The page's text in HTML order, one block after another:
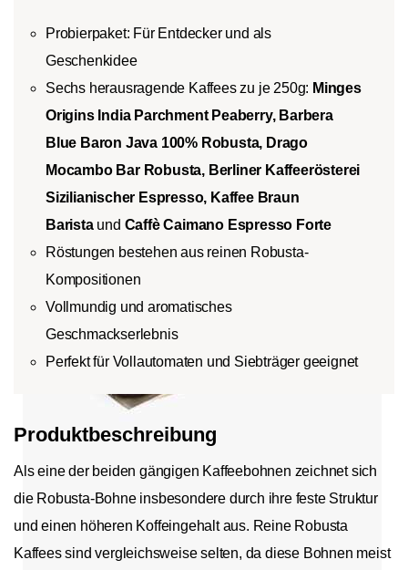
Probierpaket: Für Entdecker und als
Geschenkidee
Sechs herausragende Kaffees zu je 250g: Minges
Origins India Parchment Peaberry, Barbera
Blue Baron Java 100% Robusta, Drago
Mocambo Bar Robusta, Berliner Kaffeerösterei
Sizilianischer Espresso, Kaffee Braun
Barista und Caffè Caimano Espresso Forte
Röstungen bestehen aus reinen Robusta-
Kompositionen
Vollmundig und aromatisches
Geschmackserlebnis
Perfekt für Vollautomaten und Siebträger geeignet
Produktbeschreibung
Als eine der beiden gängigen Kaffeebohnen zeichnet sich
die Robusta-Bohne insbesondere durch ihre feste Struktur
und einen höheren Koffeingehalt aus. Reine Robusta
Kaffees sind vergleichsweise selten, da diese Bohnen meist